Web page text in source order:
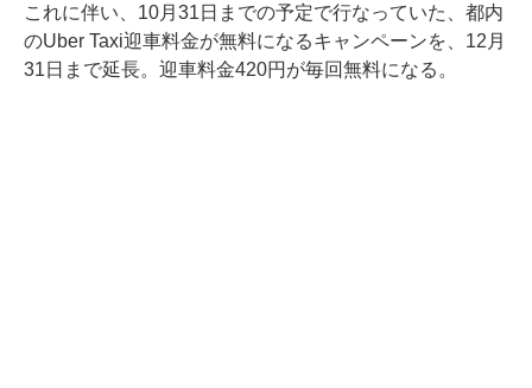
これに伴い、10月31日までの予定で行なっていた、都内
のUber Taxi迎車料金が無料になるキャンペーンを、12月
31日まで延長。迎車料金420円が毎回無料になる。